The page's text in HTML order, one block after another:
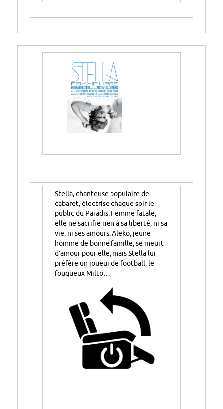
Stella, chanteuse populaire de
cabaret, électrise chaque soir le
public du Paradis. Femme fatale,
elle ne sacrifie rien à sa liberté, ni sa
vie, ni ses amours. Aleko, jeune
homme de bonne famille, se meurt
d’amour pour elle, mais Stella lui
préfère un joueur de football, le
fougueux Milto…